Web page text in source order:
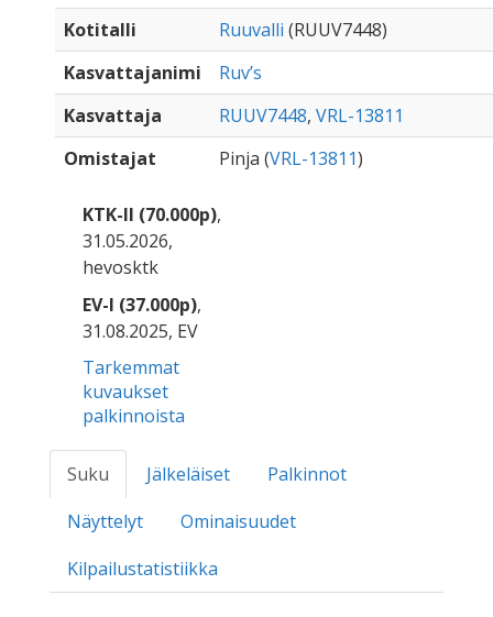
Kotitalli
Ruuvalli (RUUV7448)
Kasvattajanimi
Ruv’s
Kasvattaja
RUUV7448, VRL-13811
Omistajat
Pinja (VRL-13811)
KTK-II (70.000p),
31.05.2026,
hevosktk
EV-I (37.000p),
31.08.2025, EV
Tarkemmat
kuvaukset
palkinnoista
Suku Jälkeläiset
Palkinnot
Näyttelyt
Ominaisuudet
Kilpailustatistiikka